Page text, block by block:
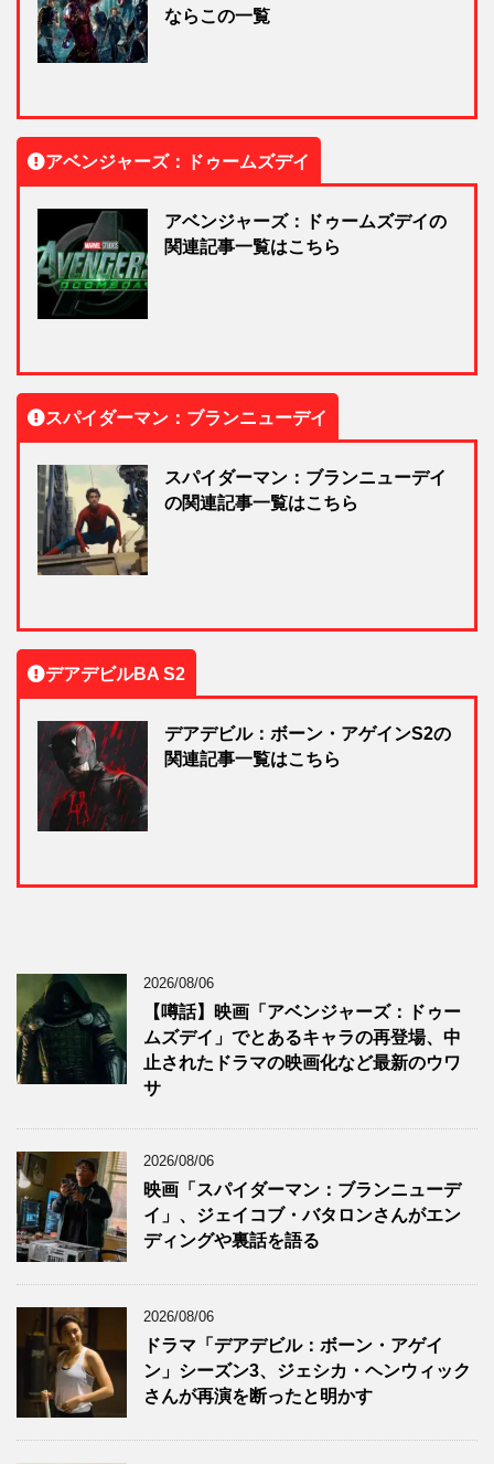
ならこの一覧
アベンジャーズ：ドゥームズデイ
アベンジャーズ：ドゥームズデイの
関連記事一覧はこちら
スパイダーマン：ブランニューデイ
スパイダーマン：ブランニューデイ
の関連記事一覧はこちら
デアデビルBA S2
デアデビル：ボーン・アゲインS2の
関連記事一覧はこちら
2026/08/06
【噂話】映画「アベンジャーズ：ドゥー
ムズデイ」でとあるキャラの再登場、中
止されたドラマの映画化など最新のウワ
サ
2026/08/06
映画「スパイダーマン：ブランニューデ
イ」、ジェイコブ・バタロンさんがエン
ディングや裏話を語る
2026/08/06
ドラマ「デアデビル：ボーン・アゲイ
ン」シーズン3、ジェシカ・ヘンウィック
さんが再演を断ったと明かす